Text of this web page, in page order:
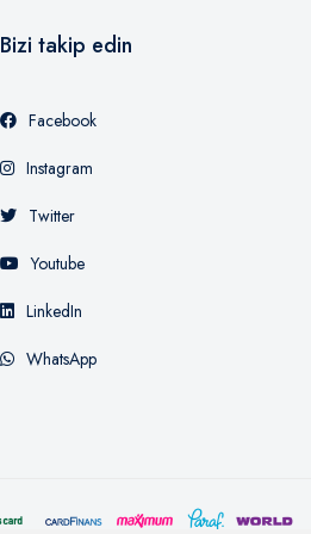
Bizi takip edin
Facebook
Instagram
Twitter
Youtube
LinkedIn
WhatsApp